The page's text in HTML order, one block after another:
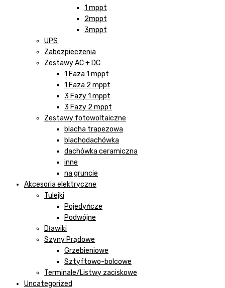
1 mppt
2mppt
3mppt
UPS
Zabezpieczenia
Zestawy AC + DC
1 Faza 1 mppt
1 Faza 2 mppt
3 Fazy 1 mppt
3 Fazy 2 mppt
Zestawy fotowoltaiczne
blacha trapezowa
blachodachówka
dachówka ceramiczna
inne
na gruncie
Akcesoria elektryczne
Tulejki
Pojedyńcze
Podwójne
Dławiki
Szyny Prądowe
Grzebieniowe
Sztyftowo-bolcowe
Terminale/Listwy zaciskowe
Uncategorized